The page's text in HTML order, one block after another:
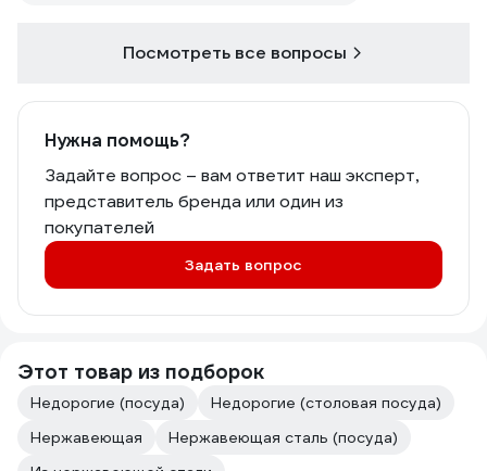
Посмотреть все вопросы
Нужна помощь?
Задайте вопрос – вам ответит наш эксперт,
представитель бренда или один из
покупателей
Задать вопрос
Этот товар из подборок
Недорогие (посуда)
Недорогие (столовая посуда)
Нержавеющая
Нержавеющая сталь (посуда)